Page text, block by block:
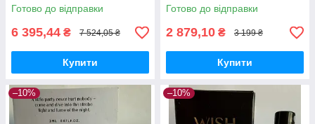
Готово до відправки
6 395,44 ₴ 7 524,05 ₴
Купити
Готово до відправки
2 879,10 ₴ 3 199 ₴
Купити
–10% –10%